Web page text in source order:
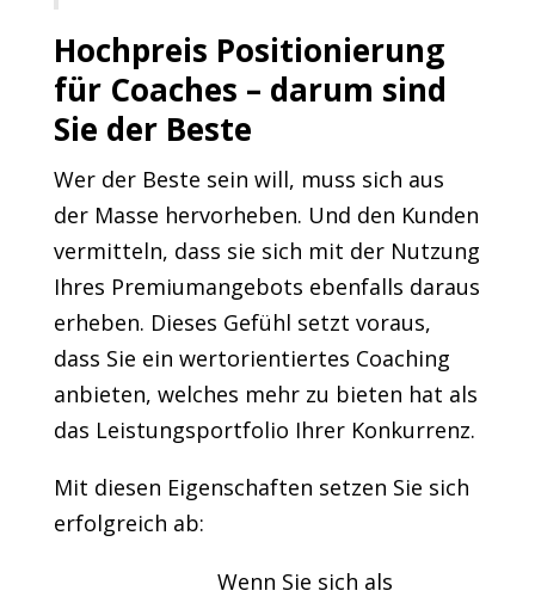
Hochpreis Positionierung
für Coaches – darum sind
Sie der Beste
Wer der Beste sein will, muss sich aus
der Masse hervorheben. Und den Kunden
vermitteln, dass sie sich mit der Nutzung
Ihres Premiumangebots ebenfalls daraus
erheben. Dieses Gefühl setzt voraus,
dass Sie ein wertorientiertes Coaching
anbieten, welches mehr zu bieten hat als
das Leistungsportfolio Ihrer Konkurrenz.
Mit diesen Eigenschaften setzen Sie sich
erfolgreich ab:
Wenn Sie sich als